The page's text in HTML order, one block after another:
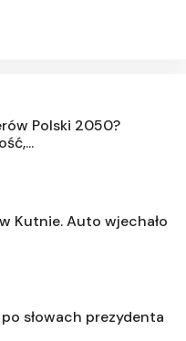
Polski 2050?
Kutnie. Auto wjechało
słowach prezydenta